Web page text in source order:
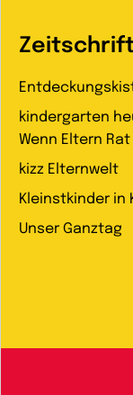
kindergarten
Wenn Eltern
kizz Elternwelt
Kleinstkinder in
Unser Ganztag